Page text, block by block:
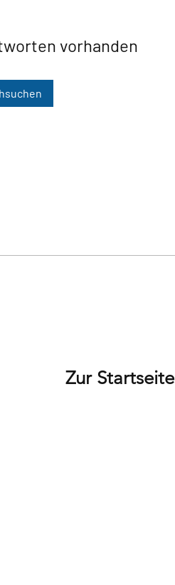
vorhanden
Zur Startseite